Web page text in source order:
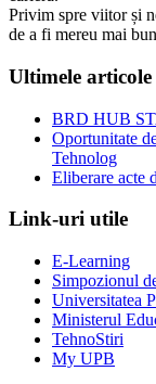
Privim spre viitor și
de a fi mereu mai
Ultimele articole
BRD HUB
Oportunitate
Tehnolog
Eliberare acte
Link-uri utile
E-Learning
Simpozionul
Universitatea
Ministerul
TehnoStiri
My UPB